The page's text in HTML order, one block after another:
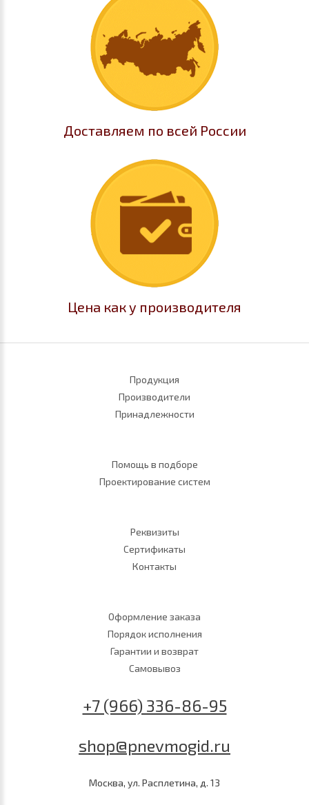
Доставляем по всей России
Цена как у производителя
Продукция
Производители
Принадлежности
Помощь в подборе
Проектирование систем
Реквизиты
Сертификаты
Контакты
Оформление заказа
Порядок исполнения
Гарантии и возврат
Самовывоз
+7 (966) 336-86-95
shop@pnevmogid.ru
Москва, ул. Расплетина, д. 13